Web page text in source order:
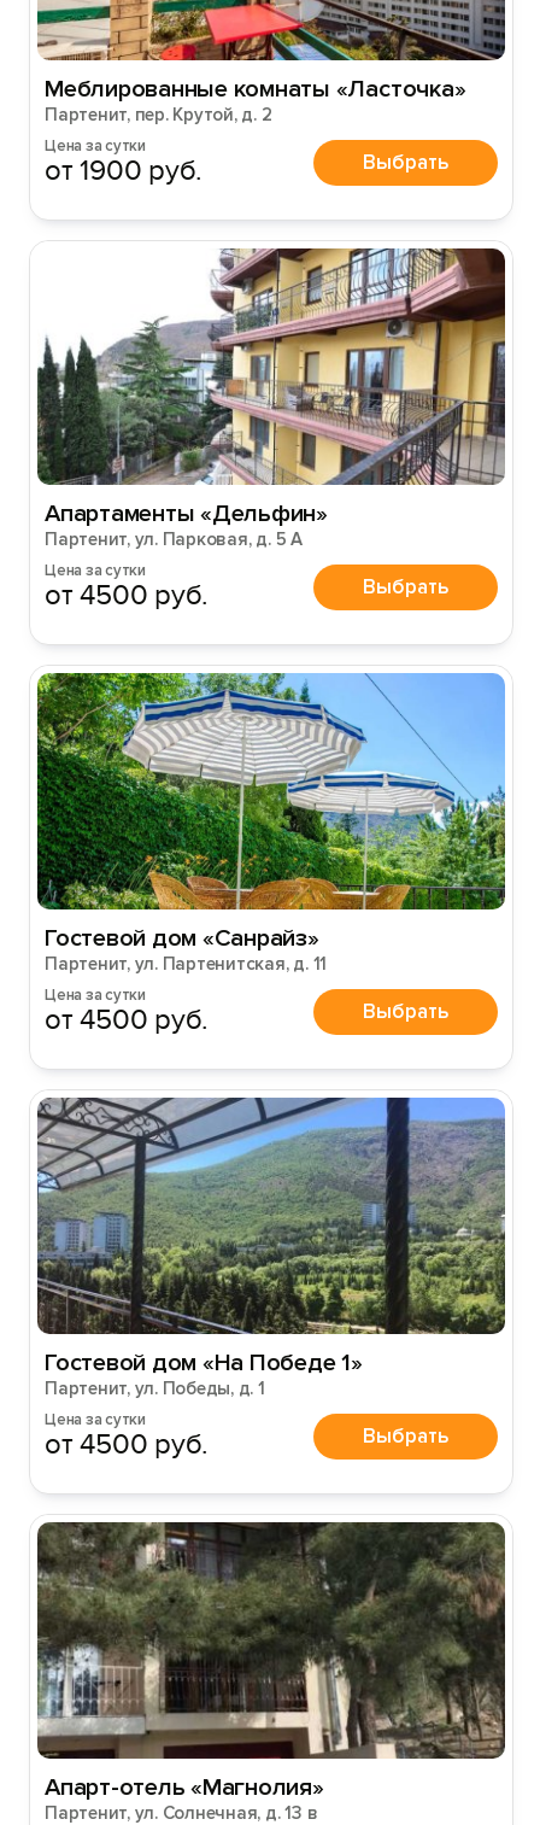
Меблированные комнаты «Ласточка»
Партенит, пер. Крутой, д. 2
Цена за сутки
от 1900 руб. Выбрать
Апартаменты «Дельфин»
Партенит, ул. Парковая, д. 5 А
Цена за сутки
от 4500 руб. Выбрать
Гостевой дом «Санрайз»
Партенит, ул. Партенитская, д. 11
Цена за сутки
от 4500 руб. Выбрать
Гостевой дом «На Победе 1»
Партенит, ул. Победы, д. 1
Цена за сутки
от 4500 руб. Выбрать
Апарт-отель «Магнолия»
Партенит, ул. Солнечная, д. 13 в